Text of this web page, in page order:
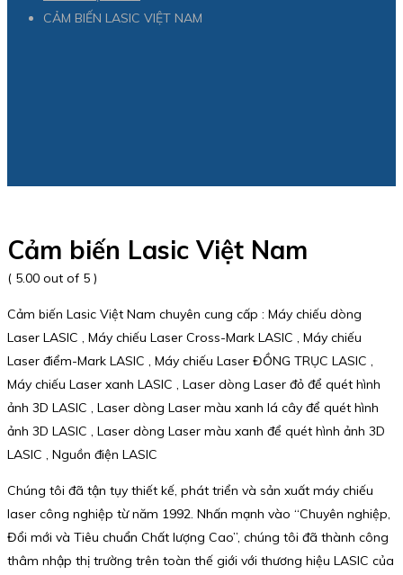
CẢM BIẾN LASIC VIỆT NAM
Cảm biến Lasic Việt Nam
( 5.00 out of 5 )
Cảm biến Lasic Việt Nam chuyên cung cấp : Máy chiếu dòng
Laser LASIC , Máy chiếu Laser Cross-Mark LASIC , Máy chiếu
Laser điểm-Mark LASIC , Máy chiếu Laser ĐỒNG TRỤC LASIC ,
Máy chiếu Laser xanh LASIC , Laser dòng Laser đỏ để quét hình
ảnh 3D LASIC , Laser dòng Laser màu xanh lá cây để quét hình
ảnh 3D LASIC , Laser dòng Laser màu xanh để quét hình ảnh 3D
LASIC , Nguồn điện LASIC
Chúng tôi đã tận tụy thiết kế, phát triển và sản xuất máy chiếu
laser công nghiệp từ năm 1992. Nhấn mạnh vào “Chuyên nghiệp,
Đổi mới và Tiêu chuẩn Chất lượng Cao”, chúng tôi đã thành công
thâm nhập thị trường trên toàn thế giới với thương hiệu LASIC của